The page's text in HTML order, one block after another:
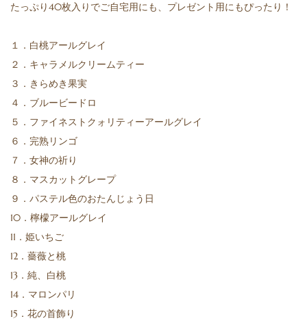
たっぷり40枚入りでご自宅用にも、プレゼント用にもぴったり！
１．白桃アールグレイ
２．キャラメルクリームティー
３．きらめき果実
４．ブルービードロ
５．ファイネストクォリティーアールグレイ
６．完熟リンゴ
７．女神の祈り
８．マスカットグレープ
９．パステル色のおたんじょう日
10．檸檬アールグレイ
11．姫いちご
12．薔薇と桃
13．純、白桃
14．マロンパリ
15．花の首飾り